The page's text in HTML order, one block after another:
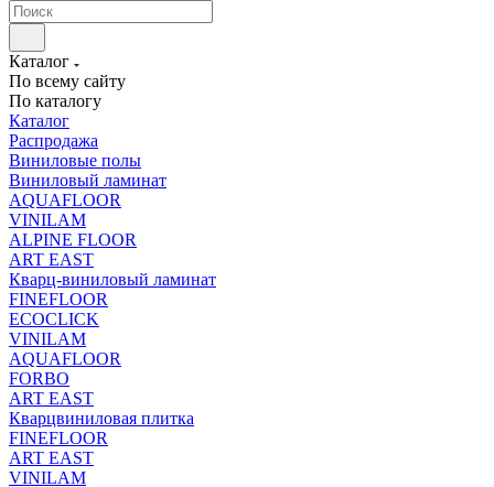
Каталог
По всему сайту
По каталогу
Каталог
Распродажа
Виниловые полы
Виниловый ламинат
AQUAFLOOR
VINILAM
ALPINE FLOOR
ART EAST
Кварц-виниловый ламинат
FINEFLOOR
ECOCLICK
VINILAM
AQUAFLOOR
FORBO
ART EAST
Кварцвиниловая плитка
FINEFLOOR
ART EAST
VINILAM